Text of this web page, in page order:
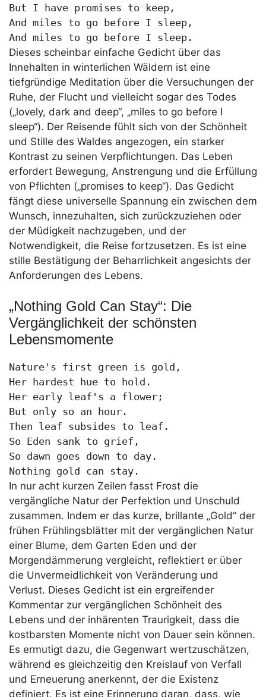
But I have promises to keep,
And miles to go before I sleep,
And miles to go before I sleep.
Dieses scheinbar einfache Gedicht über das
Innehalten in winterlichen Wäldern ist eine
tiefgründige Meditation über die Versuchungen der
Ruhe, der Flucht und vielleicht sogar des Todes
(„lovely, dark and deep“, „miles to go before I
sleep“). Der Reisende fühlt sich von der Schönheit
und Stille des Waldes angezogen, ein starker
Kontrast zu seinen Verpflichtungen. Das Leben
erfordert Bewegung, Anstrengung und die Erfüllung
von Pflichten („promises to keep“). Das Gedicht
fängt diese universelle Spannung ein zwischen dem
Wunsch, innezuhalten, sich zurückzuziehen oder
der Müdigkeit nachzugeben, und der
Notwendigkeit, die Reise fortzusetzen. Es ist eine
stille Bestätigung der Beharrlichkeit angesichts der
Anforderungen des Lebens.
„Nothing Gold Can Stay“: Die
Vergänglichkeit der schönsten
Lebensmomente
Nature's first green is gold,
Her hardest hue to hold.
Her early leaf's a flower;
But only so an hour.
Then leaf subsides to leaf.
So Eden sank to grief,
So dawn goes down to day.
Nothing gold can stay.
In nur acht kurzen Zeilen fasst Frost die
vergängliche Natur der Perfektion und Unschuld
zusammen. Indem er das kurze, brillante „Gold“ der
frühen Frühlingsblätter mit der vergänglichen Natur
einer Blume, dem Garten Eden und der
Morgendämmerung vergleicht, reflektiert er über
die Unvermeidlichkeit von Veränderung und
Verlust. Dieses Gedicht ist ein ergreifender
Kommentar zur vergänglichen Schönheit des
Lebens und der inhärenten Traurigkeit, dass die
kostbarsten Momente nicht von Dauer sein können.
Es ermutigt dazu, die Gegenwart wertzuschätzen,
während es gleichzeitig den Kreislauf von Verfall
und Erneuerung anerkennt, der die Existenz
definiert. Es ist eine Erinnerung daran, dass, wie